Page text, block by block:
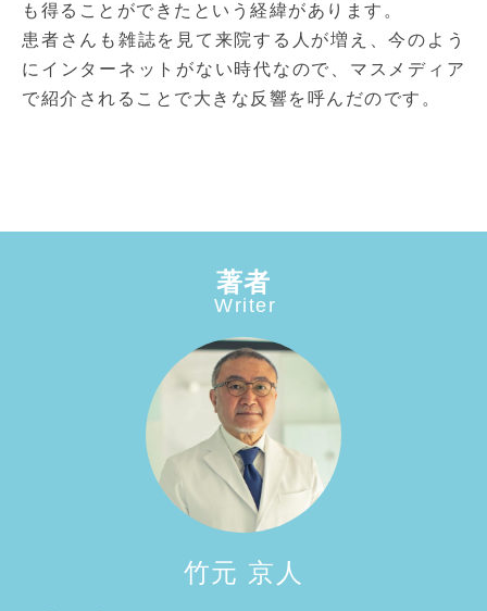
も得ることができたという経緯があります。
患者さんも雑誌を見て来院する人が増え、今のよう
にインターネットがない時代なので、マスメディア
で紹介されることで大きな反響を呼んだのです。
著者
Writer
竹元 京人